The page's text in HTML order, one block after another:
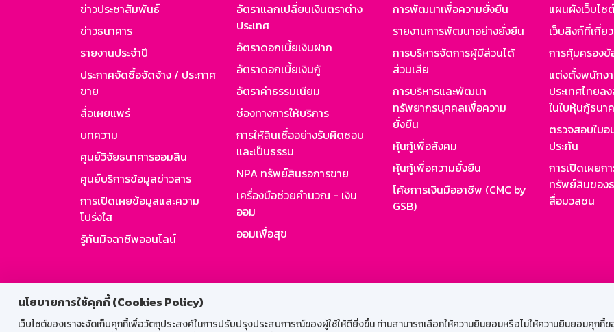
นโยบายการใช้คุกกี้ (Cookies Policy)
เว็บไซต์ของเราจะจัดเก็บคุกกี้เพื่อวัตถุประสงค์ในการปรับปรุงประสบการณ์ของผู้ใช้ให้ดียิ่งขึ้น ท่านสามารถเลือกให้ความยินยอมหรือไม่ให้ความยินยอมคุกกี้ข
ข่าวประชาสัมพันธ์
ข่าวธนาคาร
รายงานประจำปี
ประกาศจัดซื้อจัดจ้าง / ประกาศ
ขาย
สื่อเผยแพร่
บทความ
ศูนย์วิจัยธนาคารออมสิน
ศูนย์บริการข้อมูลข่าวสาร
การเปิดเผยข้อมูลและความ
โปร่งใส
รู้ทันมิจฉาชีพออนไลน์
อัตราแลกเปลี่ยนเงินตราต่าง
ประเทศ
อัตราดอกเบี้ยเงินฝาก
อัตราดอกเบี้ยเงินกู้
อัตราค่าธรรมเนียม
ช่องทางการให้บริการ
การให้สินเชื่ออย่างรับผิดชอบ
และเป็นธรรม
NPA ทรัพย์สินรอการขาย
เครื่องมือช่วยคำนวณ - เงิน
ออม
ออมเพื่อสุข
การพัฒนาเพื่อความยั่งยืน
รายงานการพัฒนาอย่างยั่งยืน
การบริหารจัดการผู้มีส่วนได้
ส่วนเสีย
การบริหารและพัฒนา
ทรัพยากรบุคคลเพื่อความ
ยั่งยืน
หุ้นกู้เพื่อสังคม
หุ้นกู้เพื่อความยั่งยืน
โค้ชการเงินมืออาชีพ (CMC by
GSB)
แผนผังเว็บไซ
เว็บลิงก์ที่เกี่ย
การคุ้มครอง
แต่งตั้งพนักง
ประเทศไทยล
ในใบหุ้นกู้ธนา
ตรวจสอบใบ
ประกัน
การเปิดเผยก
ทรัพย์สินของ
สื่อมวลชน